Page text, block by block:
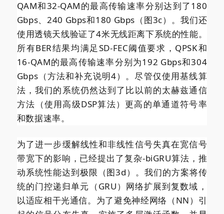
QAM和32-QAM的最高传输速率分别达到了180
Gbps、240 Gbps和180 Gbps（图3c）。我们还
使用透镜天线验证了4米无线距离下系统的性能。
所有BER结果均满足SD-FEC阈值要求，QPSK和
16-QAM的最高传输速率分别为192 Gbps和304
Gbps（方法和补充说明4）。尽管仅使用基线算
法，我们的系统仍然达到了比以前的太赫兹通信
方法（使用高级DSP算法）更高的单通道符号率
和数据速率。
为了进一步缓解线性和非线性信号失真在宽信号
带宽下的影响，已经提出了复杂-biGRU算法，推
动系统性能达到极限（图3d）。我们的方案将传
统的门控递归单元（GRU）网络扩展到复数域，
以适应相干光通信。为了避免神经网络（NN）引